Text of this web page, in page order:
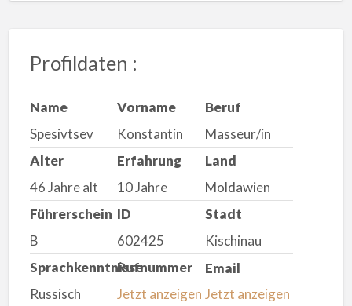
Profildaten :
Name
Spesivtsev
Vorname
Konstantin
Beruf
Masseur/in
Alter
46 Jahre alt
Erfahrung
10 Jahre
Land
Moldawien
Führerschein
B
ID
602425
Stadt
Kischinau
Sprachkenntnisse
Russisch
Rufnummer
Jetzt anzeigen
Email
Jetzt anzeigen